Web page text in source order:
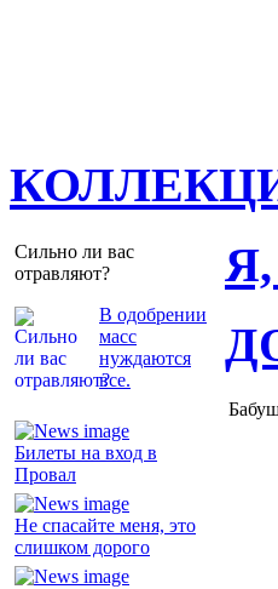
Сильно ли вас
отравляют?
В одобрении
масс
нуждаются
все.
Билеты на вход в
Провал
Не спасайте меня, это
слишком дорого